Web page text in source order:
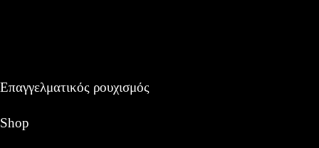
Επαγγελματικός ρουχισμός
Shop